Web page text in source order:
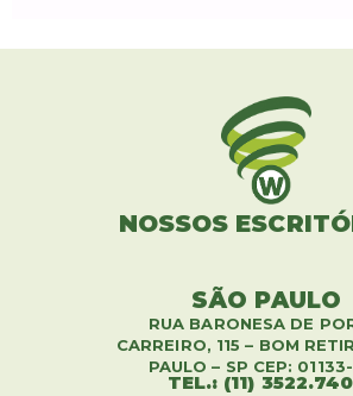
NOSSOS
SÃO PAULO
RUA BARONESA DE
CARREIRO, 115 – BOM
PAULO – SP CEP:
TEL.: (11)